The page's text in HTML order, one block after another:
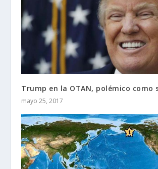
Trump en la OTAN, polémico como
mayo 25, 2017